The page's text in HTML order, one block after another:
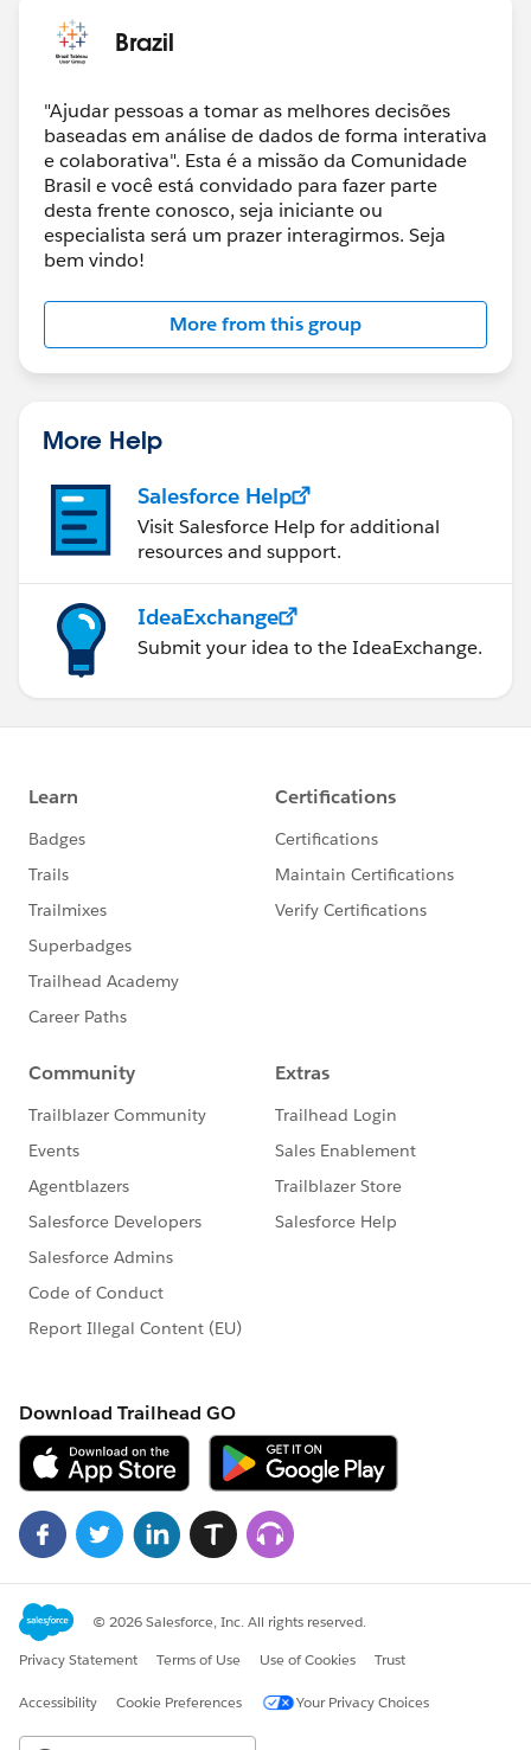
Brazil
"Ajudar pessoas a tomar as melhores decisões
baseadas em análise de dados de forma interativa
e colaborativa". Esta é a missão da Comunidade
Brasil e você está convidado para fazer parte
desta frente conosco, seja iniciante ou
especialista será um prazer interagirmos. Seja
bem vindo!
More from this group
More Help
Salesforce Help
Visit Salesforce Help for additional
resources and support.
IdeaExchange
Submit your idea to the IdeaExchange.